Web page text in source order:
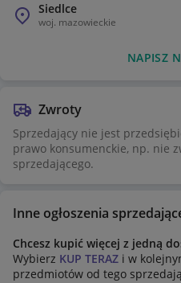
Siedlce
woj. mazowieckie
NAPISZ
Zwroty
Sprzedający nie jest
prawo konsumenckie, np. nie
sprzedającego.
Inne ogłoszenia
Chcesz kupić więcej z jedną
Wybierz KUP TERAZ i w
przedmiotów od tego